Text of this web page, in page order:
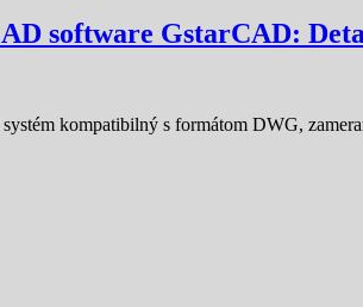
software GstarCAD:
kompatibilný s formátom DWG,